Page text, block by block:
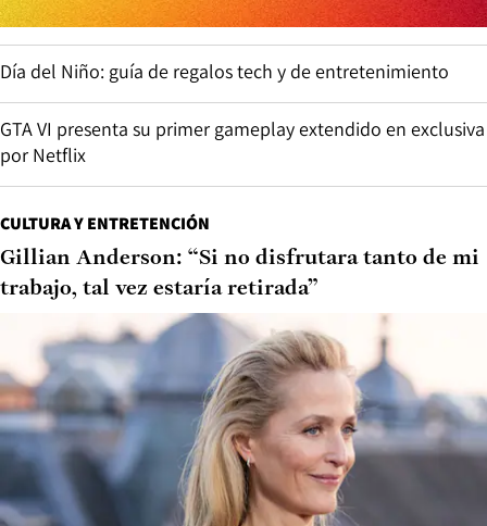
Día del Niño: guía de regalos tech y de entretenimiento
GTA VI presenta su primer gameplay extendido en exclusiva
por Netflix
CULTURA Y ENTRETENCIÓN
Gillian Anderson: “Si no disfrutara tanto de mi
trabajo, tal vez estaría retirada”